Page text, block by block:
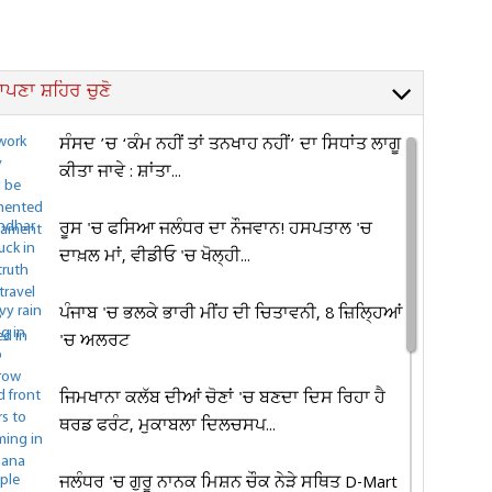
ਸ਼ਹਿਰ ਚੁਣੋ
ਸੰਸਦ ’ਚ ‘ਕੰਮ ਨਹੀਂ ਤਾਂ ਤਨਖਾਹ ਨਹੀਂ’ ਦਾ ਸਿਧਾਂਤ ਲਾਗੂ
ਕੀਤਾ ਜਾਵੇ : ਸ਼ਾਂਤਾ...
ਰੂਸ 'ਚ ਫਸਿਆ ਜਲੰਧਰ ਦਾ ਨੌਜਵਾਨ! ਹਸਪਤਾਲ 'ਚ
ਦਾਖ਼ਲ ਮਾਂ, ਵੀਡੀਓ 'ਚ ਖੋਲ੍ਹੀ...
ਪੰਜਾਬ 'ਚ ਭਲਕੇ ਭਾਰੀ ਮੀਂਹ ਦੀ ਚਿਤਾਵਨੀ, 8 ਜ਼ਿਲ੍ਹਿਆਂ
'ਚ ਅਲਰਟ
ਜਿਮਖਾਨਾ ਕਲੱਬ ਦੀਆਂ ਚੋਣਾਂ 'ਚ ਬਣਦਾ ਦਿਸ ਰਿਹਾ ਹੈ
ਥਰਡ ਫਰੰਟ, ਮੁਕਾਬਲਾ ਦਿਲਚਸਪ...
ਜਲੰਧਰ 'ਚ ਗੁਰੂ ਨਾਨਕ ਮਿਸ਼ਨ ਚੌਕ ਨੇੜੇ ਸਥਿਤ D-Mart